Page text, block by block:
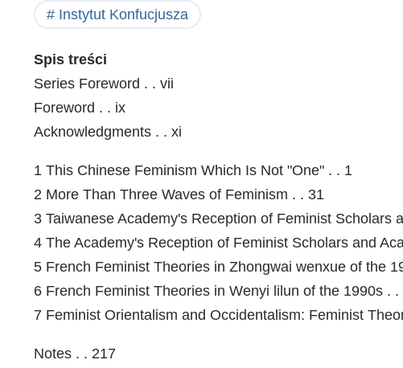
Instytut Konfucjusza
Spis treści
Series Foreword . . vii
Foreword . . ix
Acknowledgments . . xi
1 This Chinese Feminism Which Is Not "One" . . 1
2 More Than Three Waves of Feminism . . 31
3 Taiwanese Academy's Reception of Feminist
4 The Academy's Reception of Feminist Scholars and
5 French Feminist Theories in Zhongwai wenxue of the
6 French Feminist Theories in Wenyi lilun of the 1990s . .
7 Feminist Orientalism and Occidentalism: Feminist
Notes . . 217